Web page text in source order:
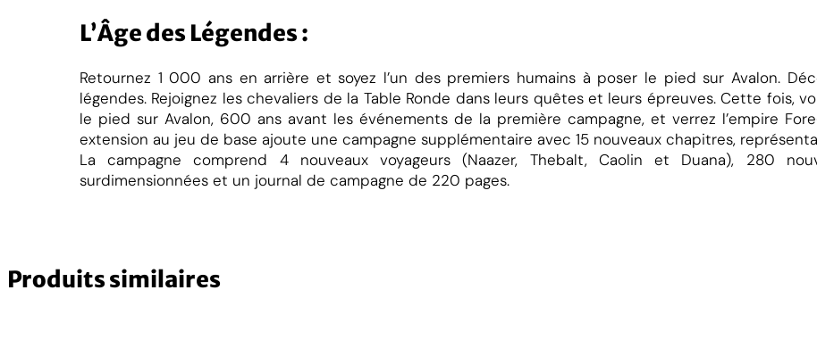
i
l
:
L
'
Â
L’Âge des Légendes :
Retournez 1 000 ans en arrière et soyez l’un des premiers humains à poser le pied sur Avalon.
légendes. Rejoignez les chevaliers de la Table Ronde dans leurs quêtes et leurs épreuves. Cette fois,
le pied sur Avalon, 600 ans avant les événements de la première campagne, et verrez l’empire
extension au jeu de base ajoute une campagne supplémentaire avec 15 nouveaux chapitres,
La campagne comprend 4 nouveaux voyageurs (Naazer, Thebalt, Caolin et Duana), 280
surdimensionnées et un journal de campagne de 220 pages.
Produits similaires